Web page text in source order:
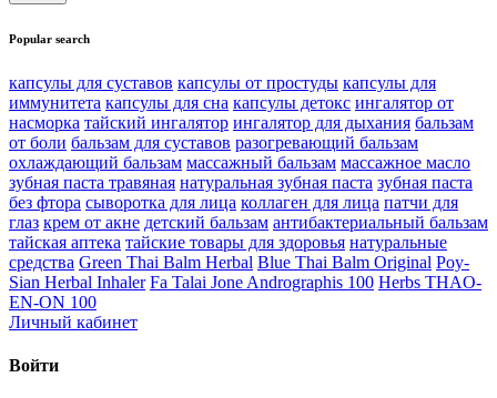
Popular search
капсулы для суставов капсулы от простуды капсулы для
иммунитета капсулы для сна капсулы детокс ингалятор от
насморка тайский ингалятор ингалятор для дыхания бальзам
от боли бальзам для суставов разогревающий бальзам
охлаждающий бальзам массажный бальзам массажное масло
зубная паста травяная натуральная зубная паста зубная паста
без фтора сыворотка для лица коллаген для лица патчи для
глаз крем от акне детский бальзам антибактериальный бальзам
тайская аптека тайские товары для здоровья натуральные
средства Green Thai Balm Herbal Blue Thai Balm Original Poy-
Sian Herbal Inhaler Fa Talai Jone Andrographis 100 Herbs THAO-
EN-ON 100
Личный кабинет
Войти